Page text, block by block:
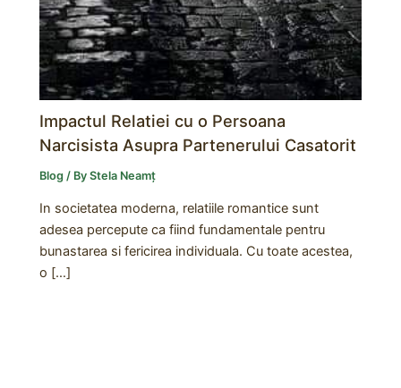
Impactul Relatiei cu o Persoana
Narcisista Asupra Partenerului Casatorit
Blog / ByStela Neamț
In societatea moderna, relatiile romantice sunt
adesea percepute ca fiind fundamentale pentru
bunastarea si fericirea individuala. Cu toate acestea,
o […]